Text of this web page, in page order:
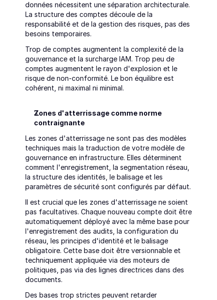
données nécessitent une séparation architecturale.
La structure des comptes découle de la
responsabilité et de la gestion des risques, pas des
besoins temporaires.
Trop de comptes augmentent la complexité de la
gouvernance et la surcharge IAM. Trop peu de
comptes augmentent le rayon d'explosion et le
risque de non-conformité. Le bon équilibre est
cohérent, ni maximal ni minimal.
Zones d'atterrissage comme norme
contraignante
Les zones d'atterrissage ne sont pas des modèles
techniques mais la traduction de votre modèle de
gouvernance en infrastructure. Elles déterminent
comment l'enregistrement, la segmentation réseau,
la structure des identités, le balisage et les
paramètres de sécurité sont configurés par défaut.
Il est crucial que les zones d'atterrissage ne soient
pas facultatives. Chaque nouveau compte doit être
automatiquement déployé avec la même base pour
l'enregistrement des audits, la configuration du
réseau, les principes d'identité et le balisage
obligatoire. Cette base doit être versionnable et
techniquement appliquée via des moteurs de
politiques, pas via des lignes directrices dans des
documents.
Des bases trop strictes peuvent retarder